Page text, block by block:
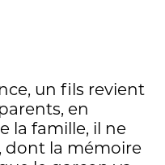
un fils revient
en
la famille, il ne
dont la mémoire